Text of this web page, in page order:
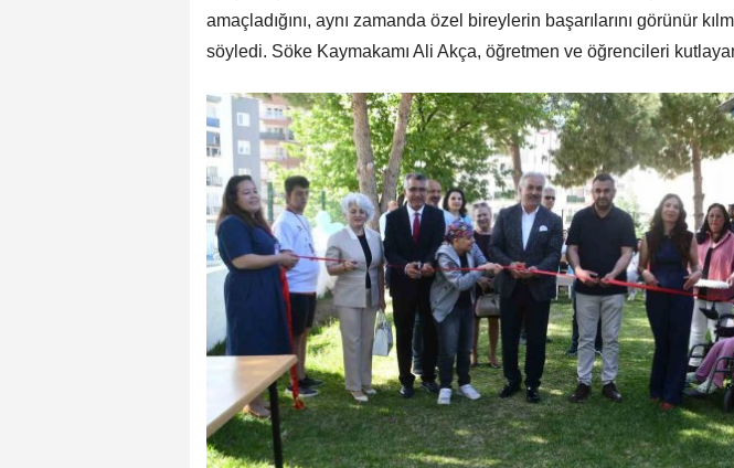
amaçladığını, aynı zamanda özel bireylerin başarılarını görünür
söyledi. Söke Kaymakamı Ali Akça, öğretmen ve öğrencileri